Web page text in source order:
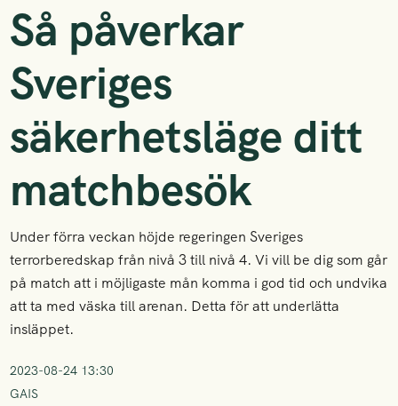
Så påverkar
Sveriges
säkerhetsläge ditt
matchbesök
Under förra veckan höjde regeringen Sveriges
terrorberedskap från nivå 3 till nivå 4. ‍Vi vill be dig som går
på match att i möjligaste mån komma i god tid och undvika
att ta med väska till arenan. Detta för att underlätta
insläppet.
2023-08-24 13:30
GAIS